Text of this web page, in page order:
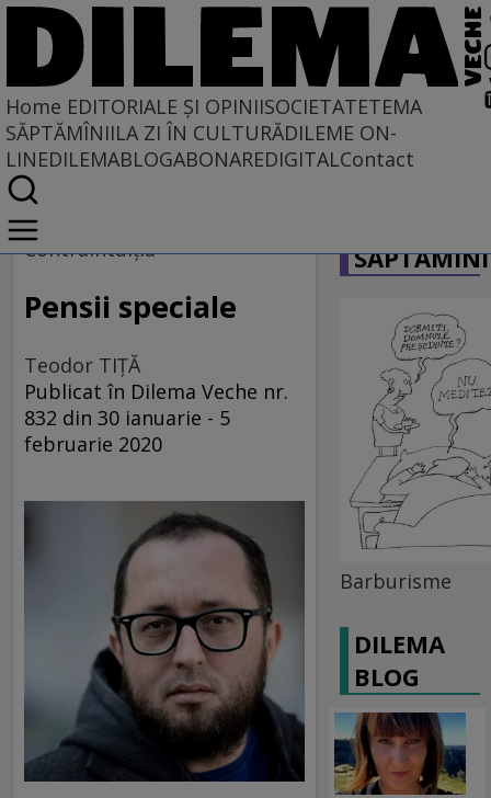
Home EDITORIALE ȘI OPINIISOCIETATETEMA
SĂPTĂMÎNIILA ZI ÎN CULTURĂDILEME ON-
LINEDILEMABLOGABONAREDIGITALContact
Home
EDITORIALE ȘI OPINII
PE CE LUME TRĂIM
Contraintuiţia
Pensii speciale
Teodor TIŢĂ
Publicat în Dilema Veche nr.
832 din 30 ianuarie - 5
februarie 2020
Barburisme
DILEMA
BLOG